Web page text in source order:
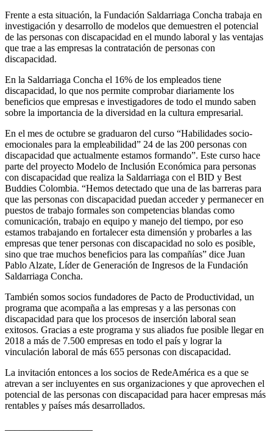
Frente a esta situación, la Fundación Saldarriaga Concha trabaja en
investigación y desarrollo de modelos que demuestren el potencial
de las personas con discapacidad en el mundo laboral y las ventajas
que trae a las empresas la contratación de personas con
discapacidad.
En la Saldarriaga Concha el 16% de los empleados tiene
discapacidad, lo que nos permite comprobar diariamente los
beneficios que empresas e investigadores de todo el mundo saben
sobre la importancia de la diversidad en la cultura empresarial.
En el mes de octubre se graduaron del curso “Habilidades socio-
emocionales para la empleabilidad” 24 de las 200 personas con
discapacidad que actualmente estamos formando”. Este curso hace
parte del proyecto Modelo de Inclusión Económica para personas
con discapacidad que realiza la Saldarriaga con el BID y Best
Buddies Colombia. “Hemos detectado que una de las barreras para
que las personas con discapacidad puedan acceder y permanecer en
puestos de trabajo formales son competencias blandas como
comunicación, trabajo en equipo y manejo del tiempo, por eso
estamos trabajando en fortalecer esta dimensión y probarles a las
empresas que tener personas con discapacidad no solo es posible,
sino que trae muchos beneficios para las compañías” dice Juan
Pablo Alzate, Líder de Generación de Ingresos de la Fundación
Saldarriaga Concha.
También somos socios fundadores de Pacto de Productividad, un
programa que acompaña a las empresas y a las personas con
discapacidad para que los procesos de inserción laboral sean
exitosos. Gracias a este programa y sus aliados fue posible llegar en
2018 a más de 7.500 empresas en todo el país y lograr la
vinculación laboral de más 655 personas con discapacidad.
La invitación entonces a los socios de RedeAmérica es a que se
atrevan a ser incluyentes en sus organizaciones y que aprovechen el
potencial de las personas con discapacidad para hacer empresas más
rentables y países más desarrollados.